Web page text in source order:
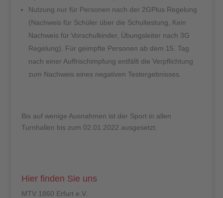
Nutzung nur für Personen nach der 2GPlus Regelung
(Nachweis für Schüler über die Schultestung, Kein
Nachweis für Vorschulkinder, Übungsleiter nach 3G
Regelung). Für geimpfte Personen ab dem 15. Tag
nach einer Auffrischimpfung entfällt die Verpflichtung
zum Nachweis eines negativen Testergebnisses.
Bis auf wenige Ausnahmen ist der Sport in allen
Turnhallen bis zum 02.01.2022 ausgesetzt.
Hier finden Sie uns
MTV 1860 Erfurt e.V.